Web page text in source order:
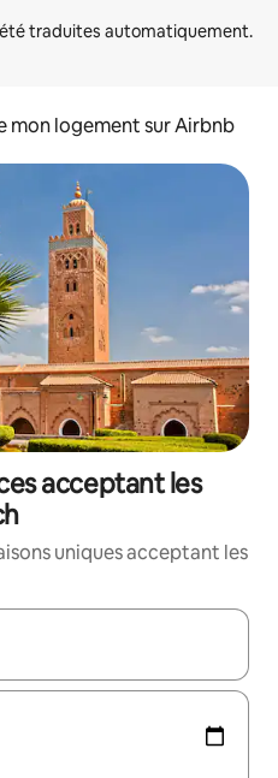
mon logement sur Airbnb
acceptant les
uniques acceptant les
utilisez les flèches vers le